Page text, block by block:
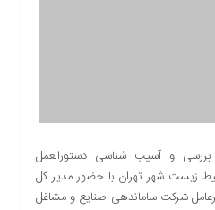
و آسیب شناسی دستورالعمل
زیست شهر تهران با حضور مدیر کل
شرکت ساماندهی صنایع و مشاغل